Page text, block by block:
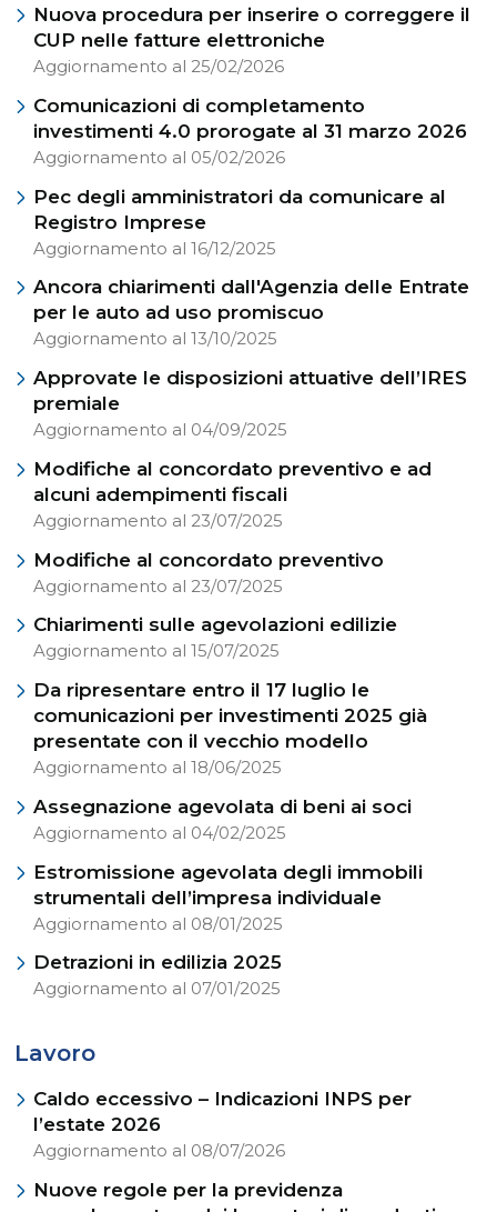
Nuova procedura per inserire o correggere il
CUP nelle fatture elettroniche
Aggiornamento al 25/02/2026
Comunicazioni di completamento
investimenti 4.0 prorogate al 31 marzo 2026
Aggiornamento al 05/02/2026
Pec degli amministratori da comunicare al
Registro Imprese
Aggiornamento al 16/12/2025
Ancora chiarimenti dall'Agenzia delle Entrate
per le auto ad uso promiscuo
Aggiornamento al 13/10/2025
Approvate le disposizioni attuative dell’IRES
premiale
Aggiornamento al 04/09/2025
Modifiche al concordato preventivo e ad
alcuni adempimenti fiscali
Aggiornamento al 23/07/2025
Modifiche al concordato preventivo
Aggiornamento al 23/07/2025
Chiarimenti sulle agevolazioni edilizie
Aggiornamento al 15/07/2025
Da ripresentare entro il 17 luglio le
comunicazioni per investimenti 2025 già
presentate con il vecchio modello
Aggiornamento al 18/06/2025
Assegnazione agevolata di beni ai soci
Aggiornamento al 04/02/2025
Estromissione agevolata degli immobili
strumentali dell’impresa individuale
Aggiornamento al 08/01/2025
Detrazioni in edilizia 2025
Aggiornamento al 07/01/2025
Lavoro
Caldo eccessivo – Indicazioni INPS per
l’estate 2026
Aggiornamento al 08/07/2026
Nuove regole per la previdenza